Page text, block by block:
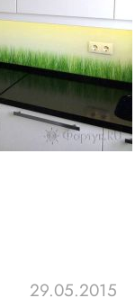
29.05.2015